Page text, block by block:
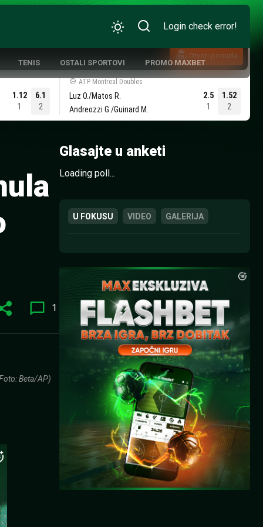
Login check error!
TENIS OSTALI SPORTOVI PROMO MAXBET
1.12
1
6.1
2
ATP Montreal Doubles
Luz O./Matos R.
Andreozzi G./Guinard M.
2.5
1
1.52
2
Otvori ponudu
1
Beta/AP)
Glasajte u anketi
Loading poll...
U FOKUSU VIDEO GALERIJA